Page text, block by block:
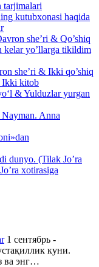
tarjimalari
kutubxonasi haqida
she’ri & Qo’shiq
yo’llarga tikildim
she’ri & Ikki qo’shiq
Ikki kitob
& Yulduzlar yurgan
Anna
dunyo. (Tilak Jo’ra
xotirasiga
1 сентябрь -
куни.
ва энг…